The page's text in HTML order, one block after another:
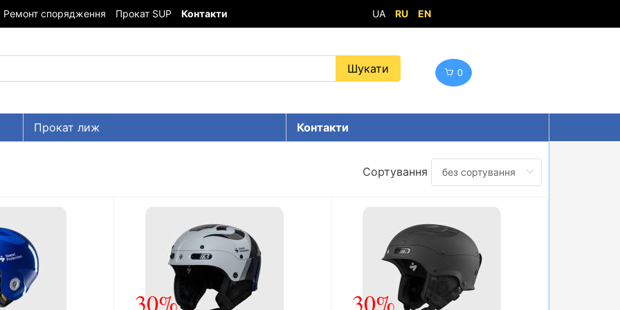
Ремонт спорядження Прокат SUP Контакти UA RU EN
0
Прокат лиж
Контакти
Сортування
30% 30%